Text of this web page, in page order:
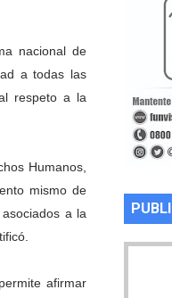
nacional de
a todas las
respeto a la
Humanos,
mismo de
a la
afirmar